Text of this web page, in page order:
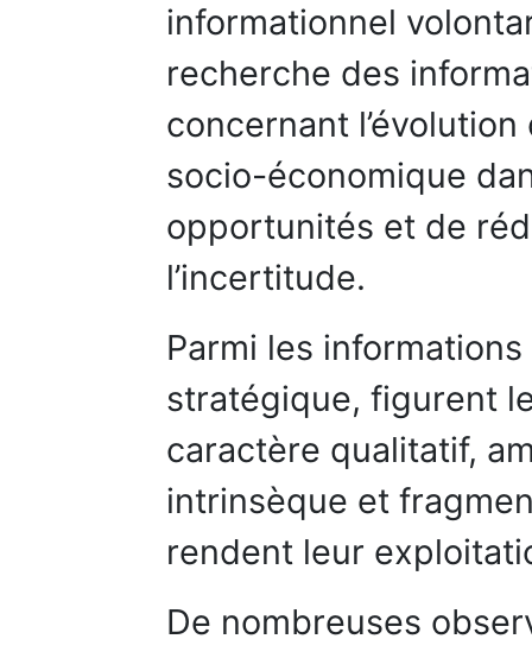
informationnel
recherche des
concernant
socio-économique
opportunités et de
l’incertitude.
Parmi les
stratégique, figurent
caractère qualitatif,
intrinsèque et
rendent leur
De nombreuses